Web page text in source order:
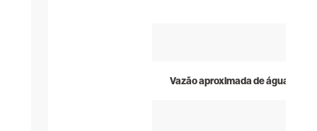
Vazão aproximada de água com